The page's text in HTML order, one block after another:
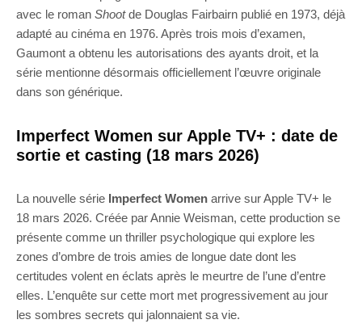
avec le roman Shootde Douglas Fairbairn publié en 1973, déjà
adapté au cinéma en 1976. Après trois mois d’examen,
Gaumont a obtenu les autorisations des ayants droit, et la
série mentionne désormais officiellement l’œuvre originale
dans son générique.
Imperfect Women sur Apple TV+ : date de
sortie et casting (18 mars 2026)
La nouvelle série Imperfect Women arrive sur Apple TV+ le
18 mars 2026. Créée par Annie Weisman, cette production se
présente comme un thriller psychologique qui explore les
zones d’ombre de trois amies de longue date dont les
certitudes volent en éclats après le meurtre de l’une d’entre
elles. L’enquête sur cette mort met progressivement au jour
les sombres secrets qui jalonnaient sa vie.